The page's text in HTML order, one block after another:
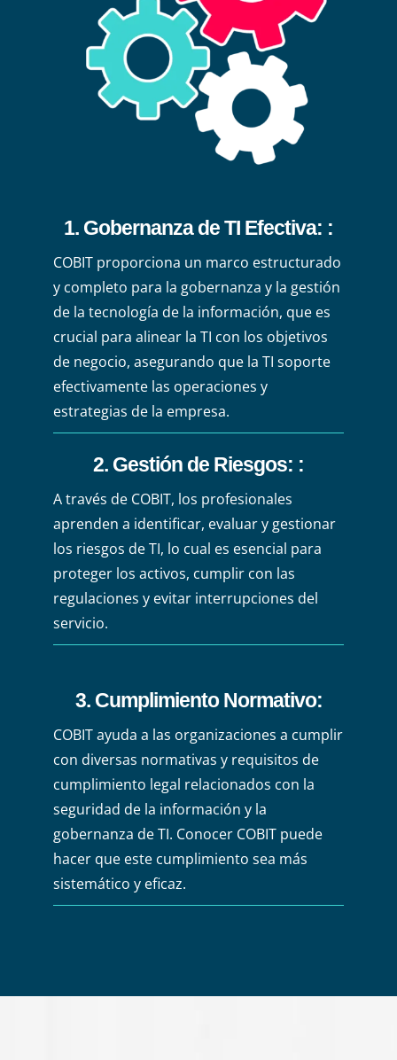
1. Gobernanza de TI Efectiva: :
COBIT proporciona un marco estructurado
y completo para la gobernanza y la gestión
de la tecnología de la información, que es
crucial para alinear la TI con los objetivos
de negocio, asegurando que la TI soporte
efectivamente las operaciones y
estrategias de la empresa.
2. Gestión de Riesgos: :
A través de COBIT, los profesionales
aprenden a identificar, evaluar y gestionar
los riesgos de TI, lo cual es esencial para
proteger los activos, cumplir con las
regulaciones y evitar interrupciones del
servicio.
3. Cumplimiento Normativo:
COBIT ayuda a las organizaciones a cumplir
con diversas normativas y requisitos de
cumplimiento legal relacionados con la
seguridad de la información y la
gobernanza de TI. Conocer COBIT puede
hacer que este cumplimiento sea más
sistemático y eficaz.